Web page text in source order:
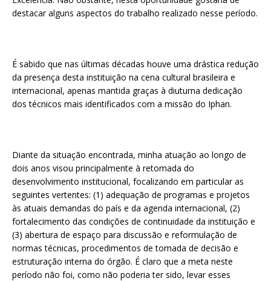
destacar alguns aspectos do trabalho realizado nesse período.
É sabido que nas últimas décadas houve uma drástica redução
da presença desta instituição na cena cultural brasileira e
internacional, apenas mantida graças à diuturna dedicação
dos técnicos mais identificados com a missão do Iphan.
Diante da situação encontrada, minha atuação ao longo de
dois anos visou principalmente à retomada do
desenvolvimento institucional, focalizando em particular as
seguintes vertentes: (1) adequação de programas e projetos
às atuais demandas do país e da agenda internacional, (2)
fortalecimento das condições de continuidade da instituição e
(3) abertura de espaço para discussão e reformulação de
normas técnicas, procedimentos de tomada de decisão e
estruturação interna do órgão. É claro que a meta neste
período não foi, como não poderia ter sido, levar esses